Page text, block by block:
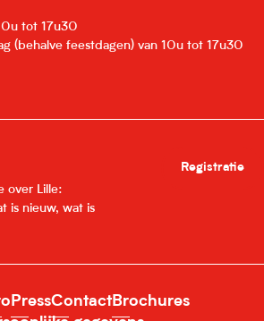
tot 17u30
(behalve feestdagen) van 10u tot 17u30
over Lille:
is nieuw, wat is
Registratie
PressContactBrochures